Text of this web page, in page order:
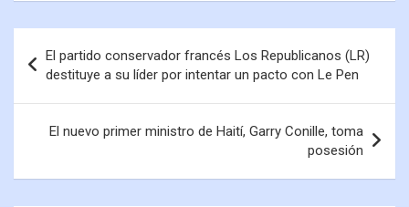
El partido conservador francés Los Republicanos (LR)
destituye a su líder por intentar un pacto con Le Pen
El nuevo primer ministro de Haití, Garry Conille, toma
posesión